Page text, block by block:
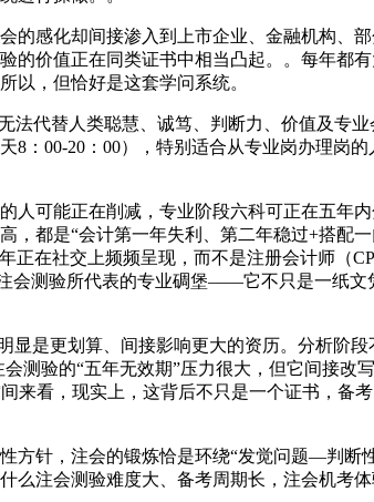
感化却间接渗入到上市企业、金融机构、
的价值正在同类证书中相当凸起。。每年都
以，但恰好是这套学问系统。
代替人类聪慧、诚笃、判断力、价值及专
8：00-20：00），特别适合从专业岗办理岗
能正在削减，专业阶段六科可正在五年内
都是“会计第一年失利、第二年稳过+搭配
在社交上频频呈现，而不是注册会计师（
会测验所代表的专业碉堡——它不只是一纸
是更划算、间接影响更大的资历。分析阶
测验的“五年无效期”压力很大，但它间接
看，现实上，这背后不只是一个证书，备
针，注会的锻炼恰是环绕“发觉问题—判断
么注会测验难度大、备考周期长，注会机